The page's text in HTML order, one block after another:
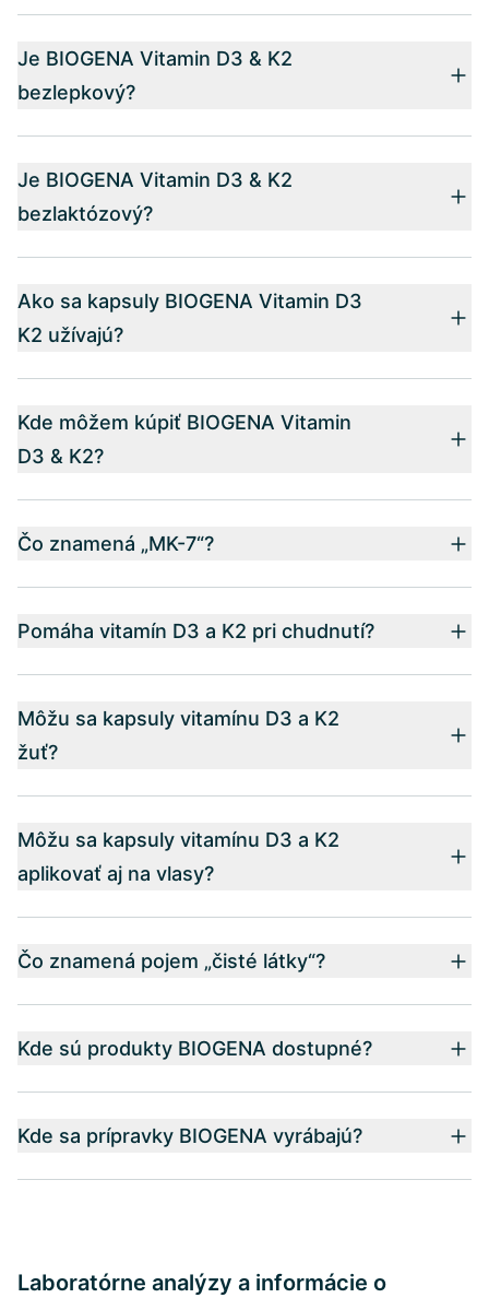
Je BIOGENA Vitamin D3 & K2
bezlepkový?
Je BIOGENA Vitamin D3 & K2
bezlaktózový?
Ako sa kapsuly BIOGENA Vitamin D3
K2 užívajú?
Kde môžem kúpiť BIOGENA Vitamin
D3 & K2?
Čo znamená „MK-7“?
Pomáha vitamín D3 a K2 pri chudnutí?
Môžu sa kapsuly vitamínu D3 a K2
žuť?
Môžu sa kapsuly vitamínu D3 a K2
aplikovať aj na vlasy?
Čo znamená pojem „čisté látky“?
Kde sú produkty BIOGENA dostupné?
Kde sa prípravky BIOGENA vyrábajú?
Laboratórne analýzy a informácie o